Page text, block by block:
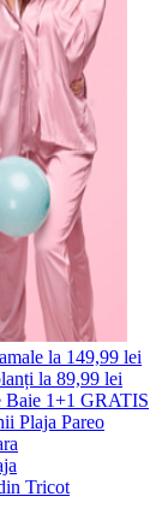
la 149,99 lei
la 89,99 lei
Baie 1+1 GRATIS
Plaja Pareo
Tricot